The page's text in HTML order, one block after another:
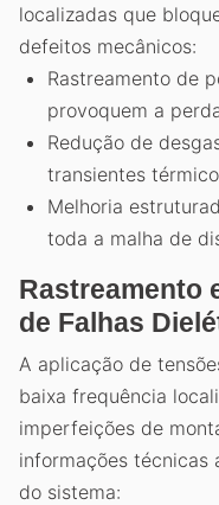
localizadas que
defeitos mecânicos:
Rastreamento de
provoquem a
Redução de
transientes
Melhoria
toda a malha de
Rastreamento
de Falhas
A aplicação de
baixa frequência
imperfeições de
informações técnicas
do sistema: